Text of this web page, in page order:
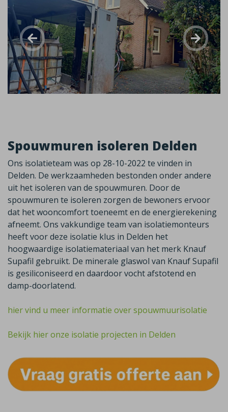
Spouwmuren isoleren Delden
Ons isolatieteam was op 28-10-2022 te vinden in
Delden. De werkzaamheden bestonden onder andere
uit het isoleren van de spouwmuren. Door de
spouwmuren te isoleren zorgen de bewoners ervoor
dat het wooncomfort toeneemt en de energierekening
afneemt. Ons vakkundige team van isolatiemonteurs
heeft voor deze isolatie klus in Delden het
hoogwaardige isolatiemateriaal van het merk Knauf
Supafil gebruikt. De minerale glaswol van Knauf Supafil
is gesiliconiseerd en daardoor vocht afstotend en
damp-doorlatend.
hier vind u meer informatie over spouwmuurisolatie
Bekijk hier onze isolatie projecten in Delden